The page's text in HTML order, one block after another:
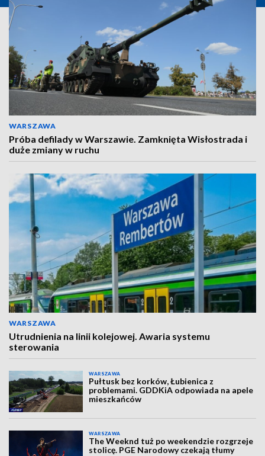
WARSZAWA
Próba defilady w Warszawie. Zamknięta Wisłostrada i
duże zmiany w ruchu
WARSZAWA
Utrudnienia na linii kolejowej. Awaria systemu
sterowania
WARSZAWA
Pułtusk bez korków, Łubienica z
problemami. GDDKiA odpowiada na apele
mieszkańców
WARSZAWA
The Weeknd tuż po weekendzie rozgrzeje
stolicę. PGE Narodowy czekają tłumy